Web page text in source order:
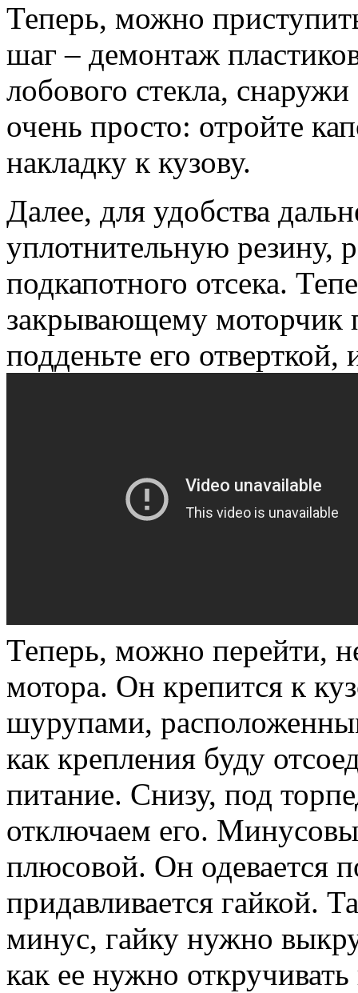
Теперь, можно
шаг – демонтаж
лобового стекла,
очень просто: отройте
накладку к кузову.
Далее, для удобства
уплотнительную резину,
подкапотного отсека.
закрывающему моторчик
подденьте его
Теперь, можно перейти,
мотора. Он крепится к
шурупами,
как крепления буду
питание. Снизу, под
отключаем его.
плюсовой. Он одевается
придавливается гайкой.
минус, гайку нужно
как ее нужно